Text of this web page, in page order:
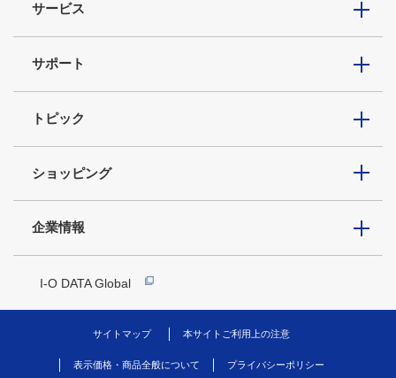
サービス
サポート
トピック
ショッピング
企業情報
I-O DATA Global
サイトマップ 本サイトご利用上の注意
表示価格・商品全般について プライバシーポリシー